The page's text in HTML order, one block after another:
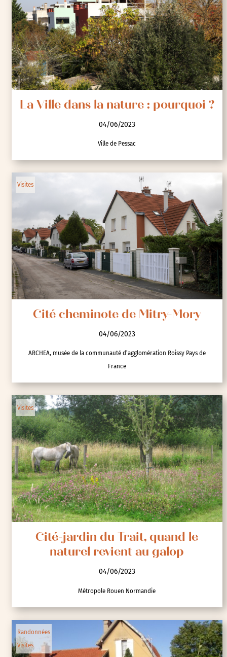
La Ville dans la nature : pourquoi ?
04/06/2023
Ville de Pessac
Visites
Cité cheminote de Mitry-Mory
04/06/2023
ARCHEA, musée de la communauté d’agglomération Roissy Pays de
France
Visites
Cité-jardin du Trait, quand le
naturel revient au galop
04/06/2023
Métropole Rouen Normandie
Randonnées
Visites